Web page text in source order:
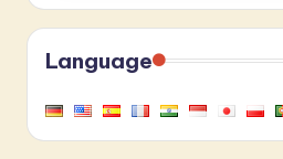
Language